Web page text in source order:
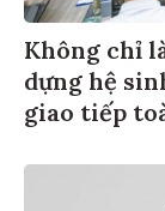
Không chỉ
dựng hệ
giao tiếp